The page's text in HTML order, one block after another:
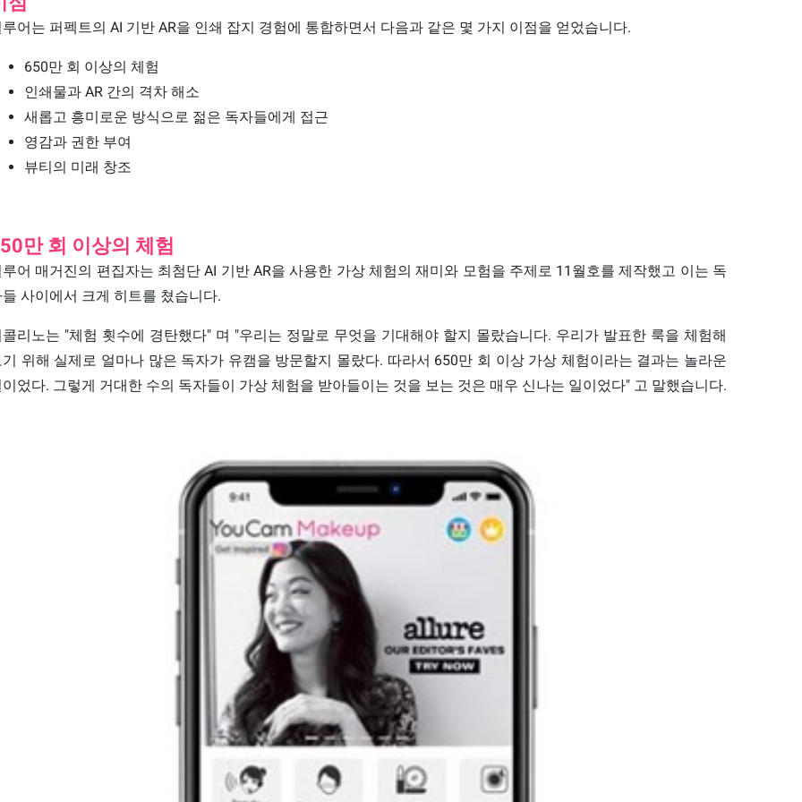
어 는 퍼펙트의 AI 기반 AR을 인쇄 잡지 경험에 통합하면서 다음과 같은 몇 가지 이점을 얻었습니다.
650만 회 이상의 체험
인쇄물과 AR 간의 격차 해소
새롭고 흥미로운 방식으로 젊은 독자들에게 접근
영감과 권한 부여
뷰티의 미래 창조
만 회 이상의 체험
루어 매거진의 편집자는 최첨단 AI 기반 AR을 사용한 가상 체험의 재미와 모험을 주제로 11월호를 제작했고 이는 독
들 사이에서 크게 히트를 쳤습니다.
콜리노는 "체험 횟수에 경탄했다" 며 "우리는 정말로 무엇을 기대해야 할지 몰랐습니다. 우리가 발표한 룩을 체험해
기 위해 실제로 얼마나 많은 독자가 유캠을 방문할지 몰랐다. 따라서 650만 회 이상 가상 체험이라는 결과는 놀라운
이었다. 그렇게 거대한 수의 독자들이 가상 체험을 받아들이는 것을 보는 것은 매우 신나는 일이었다" 고 말했습니다.